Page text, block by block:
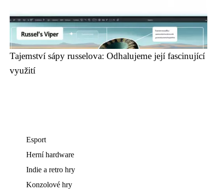
Tajemství sápy russelova: Odhalujeme její fascinující
využití
Esport
Herní hardware
Indie a retro hry
Konzolové hry